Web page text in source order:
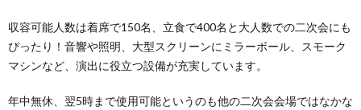
収容可能人数は着席で150名、立食で400名と大人数での二次会にも
ぴったり！音響や照明、大型スクリーンにミラーボール、スモーク
マシンなど、演出に役立つ設備が充実しています。
年中無休、翌5時まで使用可能というのも他の二次会会場ではなかな